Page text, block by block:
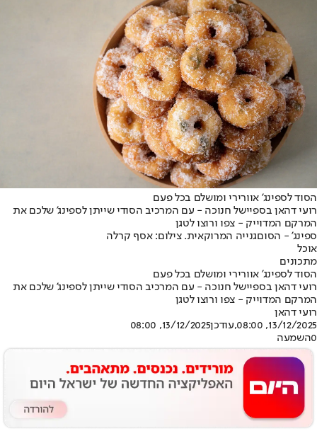
הסוד לספינג' אוורירי ומושלם בכל פעם
רועי דהאן בספיישל חנוכה - עם המרכיב הסודי שייתן לספינג' שלכם את
המרקם המדוייק - צפו ורוצו לטגן
ספינג' - הסוםגנייה המרוקאית. צילום: אסף קרלה
אוכל
מתכונים
הסוד לספינג' אוורירי ומושלם בכל פעם
רועי דהאן בספיישל חנוכה - עם המרכיב הסודי שייתן לספינג' שלכם את
המרקם המדוייק - צפו ורוצו לטגן
רועי דהאן
13/12/2025, 08:00
,עודכן13/12/2025, 08:00
0השמעה